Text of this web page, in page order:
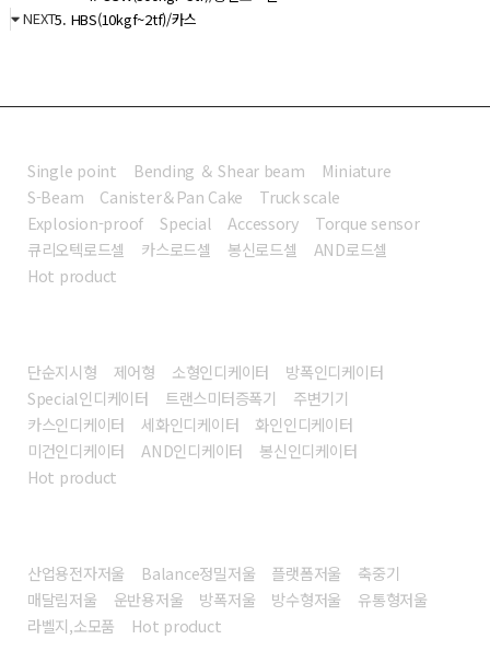
NEXT5. HBS(10kgf~2tf)/카스
Single point Bending ＆ Shear beam
Miniature
S-Beam
Canister＆Pan Cake
Truck scale
Explosion-proof
Special Accessory
Torque sensor
큐리오텍로드셀
카스로드셀 봉신로드셀
AND로드셀
Hot product
단순지시형 제어형 소형인디케이터
방폭인디케이터
Special인디케이터
트랜스미터증폭기
주변기기
카스인디케이터
세화인디케이터
화인인디케이터
미건인디케이터
AND인디케이터
봉신인디케이터
Hot product
산업용전자저울 Balance정밀저울 플랫폼저울
축중기
매달림저울
운반용저울 방폭저울 방수형저울
유통형저울
라벨지,소모품
Hot product